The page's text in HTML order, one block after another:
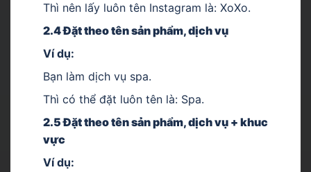
Thì nên lấy luôn tên Instagram là: XoXo.
2.4 Đặt theo tên sản phẩm, dịch vụ
Ví dụ:
Bạn làm dịch vụ spa.
Thì có thể đặt luôn tên là: Spa.
2.5 Đặt theo tên sản phẩm, dịch vụ + khuc
vực
Ví dụ: